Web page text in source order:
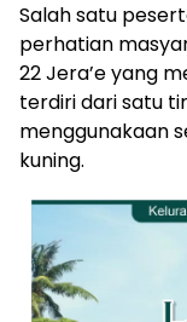
Salah satu
perhatian
22 Jera’e yang
terdiri dari satu
menggunakaan
kuning.